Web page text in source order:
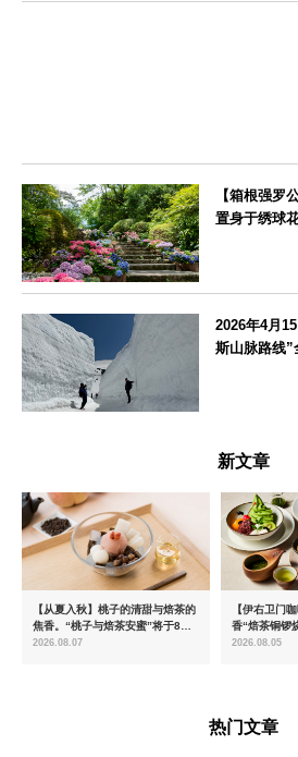
【箱根强罗
置身于绣球
2026年4月
斯山脉路线”
新文章
【从夏入秋】桃子的清甜与焙茶的
焦香。“桃子与焙茶安蜜”将于8月
中旬起限时发售
2026.08.07
【伊右卫门
香“焙茶铜锣
治抹茶提拉米
2026.08.05
热门文章